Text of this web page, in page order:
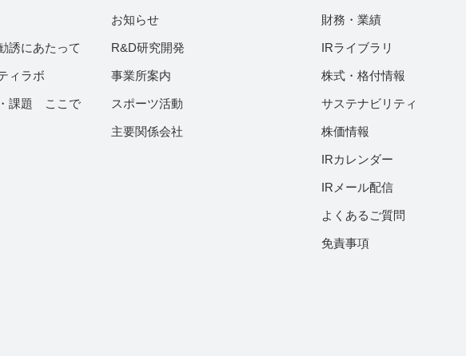
誘にあたって
ィラボ
課題 ここで
お知らせ
R&D研究開発
事業所案内
スポーツ活動
主要関係会社
財務・業績
IRライブラリ
株式・格付情報
サステナビリティ
株価情報
IRカレンダー
IRメール配信
よくあるご質問
免責事項